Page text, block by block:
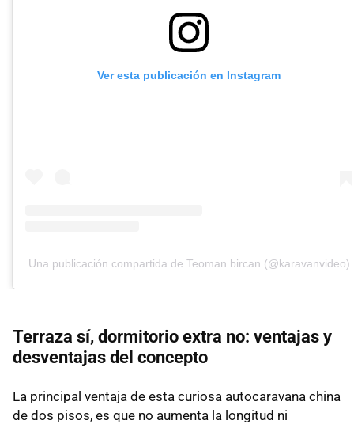
Ver esta publicación en Instagram
Una publicación compartida de Teoman bircan (@karavanvideo)
Terraza sí, dormitorio extra no: ventajas y
desventajas del concepto
La principal ventaja de esta curiosa autocaravana china
de dos pisos, es que no aumenta la longitud ni